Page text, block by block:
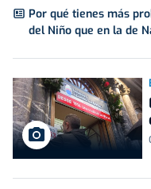
Por qué tienes más
del Niño que en la de